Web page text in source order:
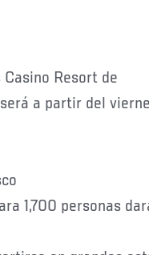
Casino Resort de
a partir del
1,700 personas